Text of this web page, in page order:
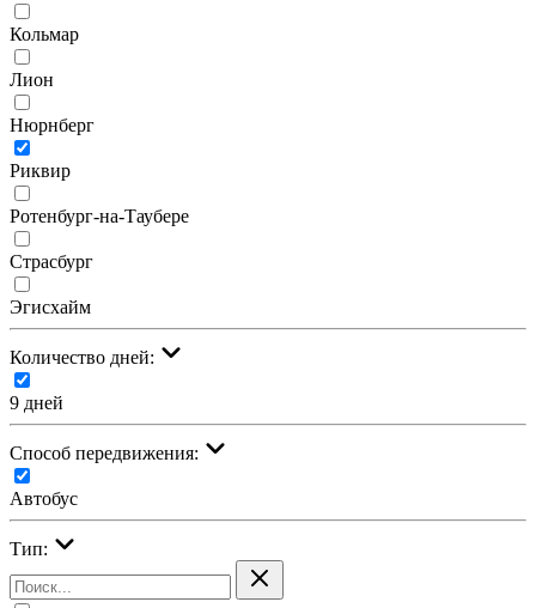
Кольмар
Лион
Нюрнберг
Риквир
Ротенбург-на-Таубере
Страсбург
Эгисхайм
Количество дней:
9 дней
Cпособ передвижения:
Автобус
Тип: